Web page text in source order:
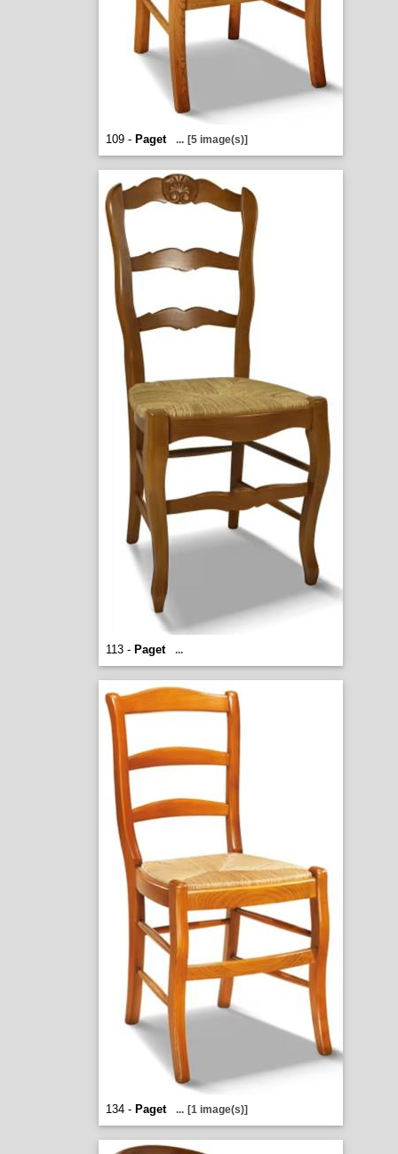
109 - Paget ... [5 image(s)]
113 - Paget ...
134 - Paget ... [1 image(s)]